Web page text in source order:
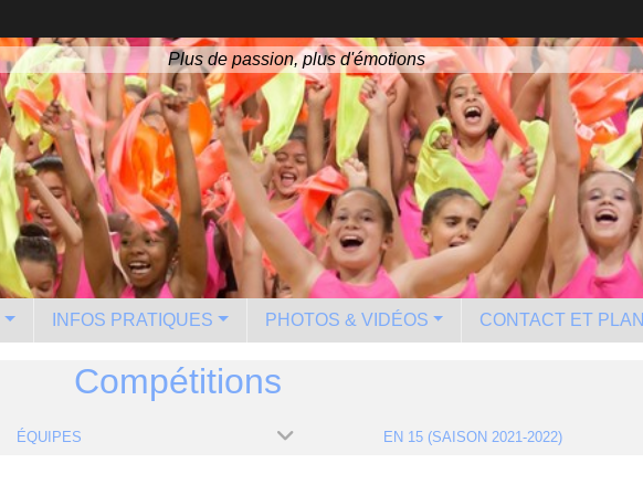
Plus de passion, plus d'émotions
INFOS PRATIQUES PHOTOS & VIDÉOS CONTACT ET PLAN
Compétitions
ÉQUIPES EN 15 (SAISON 2021-2022)